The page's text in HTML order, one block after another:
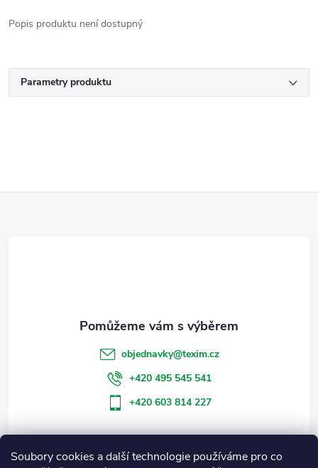
Soubory cookies a další technologie používáme pro co
Popis produktu není dostupný
Parametry produktu
objednavky@texim.cz
+420 495 545 541
+420 603 814 227